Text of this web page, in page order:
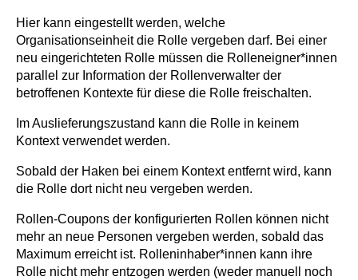
Hier kann eingestellt werden, welche
Organisationseinheit die Rolle vergeben darf. Bei einer
neu eingerichteten Rolle müssen die Rolleneigner*innen
parallel zur Information der Rollenverwalter der
betroffenen Kontexte für diese die Rolle freischalten.
Im Auslieferungszustand kann die Rolle in keinem
Kontext verwendet werden.
Sobald der Haken bei einem Kontext entfernt wird, kann
die Rolle dort nicht neu vergeben werden.
Rollen-Coupons der konfigurierten Rollen können nicht
mehr an neue Personen vergeben werden, sobald das
Maximum erreicht ist. Rolleninhaber*innen kann ihre
Rolle nicht mehr entzogen werden (weder manuell noch